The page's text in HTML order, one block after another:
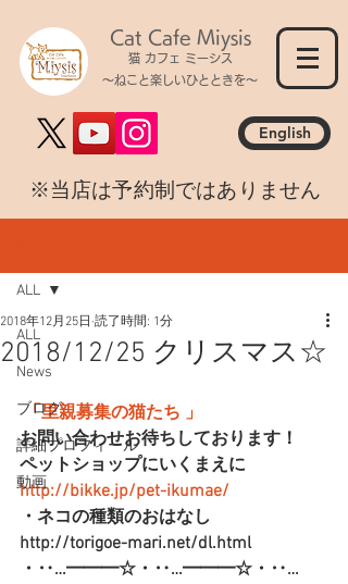
Cat Cafe Miysis
猫 カフェ ミーシス
～ねこと楽しいひとときを～
English
​※当店は予約制ではありません
ALL
News
ブログ
詳細プロフィール
動画
ALL
2018/12/25 クリスマス☆
2018年12月25日 読了時間: 1分
「里親募集の猫たち 」
お問い合わせお待ちしております！
ペットショップにいくまえに
http://bikke.jp/pet-ikumae/
・ネコの種類のおはなし
http://torigoe-mari.net/dl.html
・‥…━━━☆・‥…━━━☆・‥…